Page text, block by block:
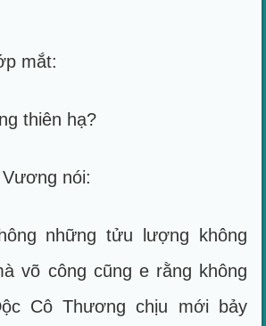
mắt:
thiên hạ?
nói:
những tửu lượng không
võ công cũng e rằng không
Cô Thương chịu mới bảy